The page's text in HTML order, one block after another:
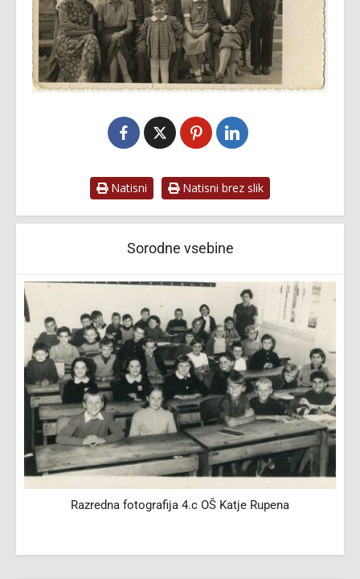
Natisni Natisni brez slik
Sorodne vsebine
Razredna fotografija 4.c OŠ Katje Rupena